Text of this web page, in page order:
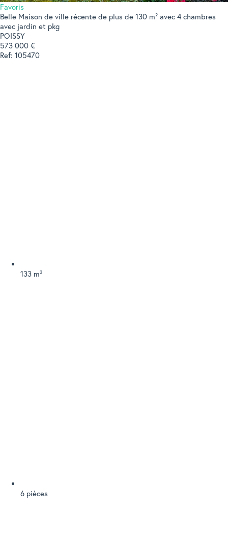
Favoris
Belle Maison de ville récente de plus de 130 m² avec 4 chambres
avec jardin et pkg
POISSY
573 000 €
Ref: 105470
133 m²
6 pièces